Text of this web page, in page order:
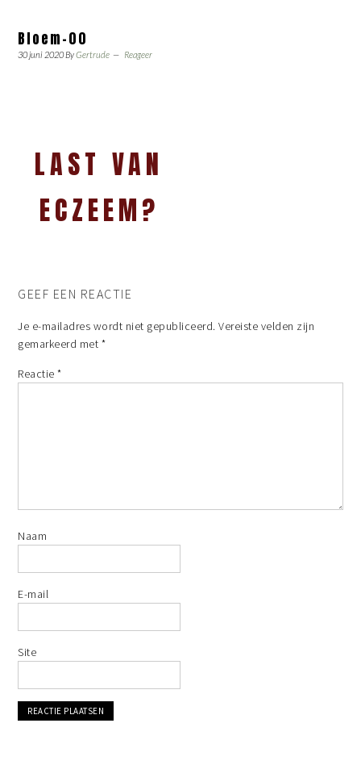
Bloem-00
30 juni 2020ByGertrude Reageer
LAST VAN
ECZEEM?
GEEF EEN REACTIE
Je e-mailadres wordt niet gepubliceerd. Vereiste velden zijn
gemarkeerd met *
Reactie*
Naam
E-mail
Site